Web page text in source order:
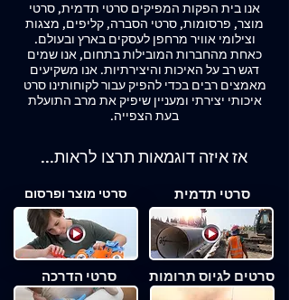
אנו בית הפקות המפיקים סרטי תדמית, סרטי
מוצר, פרסומות, סרטי הסברה, קליפים, מצגות
וצילומי אוויר מרחפן לעסקים בארץ ובעולם.
כאחת מהחברות המובילות בתחום, אנו שמים
דגש רב על האיכות והיצירתיות. אנו משקיעים
מאמצים רבים בכדי להפיק עבור לקוחותינו סרט
איכותי יצירתי ומעניין שיפיק את מרב התועלת
בעת הצפייה.
אז איזה דוגמאות תרצו לראות...
סרטי מוצר ופרסום
סרטי הדרכה
סרטי תדמית
סרטים לגיוס תרומות